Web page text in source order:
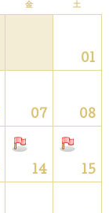
金 土
01
07 08
14 15